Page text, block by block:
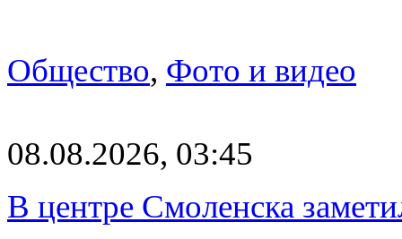
Общество, Фото и видео
08.08.2026, 03:45
В центре Смоленска